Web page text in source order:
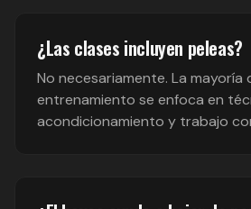
¿Las clases incluyen peleas?
No necesariamente. La mayoría
entrenamiento se enfoca en
acondicionamiento y trabajo